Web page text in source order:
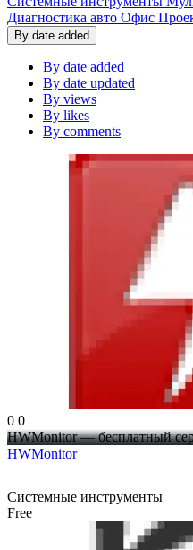
Диагностика авто Офис
By date added
By date added
By date updated
By views
By likes
By comments
0 0
HWMonitor — бесплатный
HWMonitor
Системные инструменты
Free